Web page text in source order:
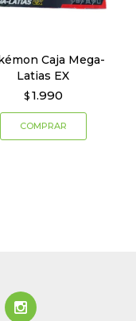
Caja Mega-
Latias EX
$ 1.990
